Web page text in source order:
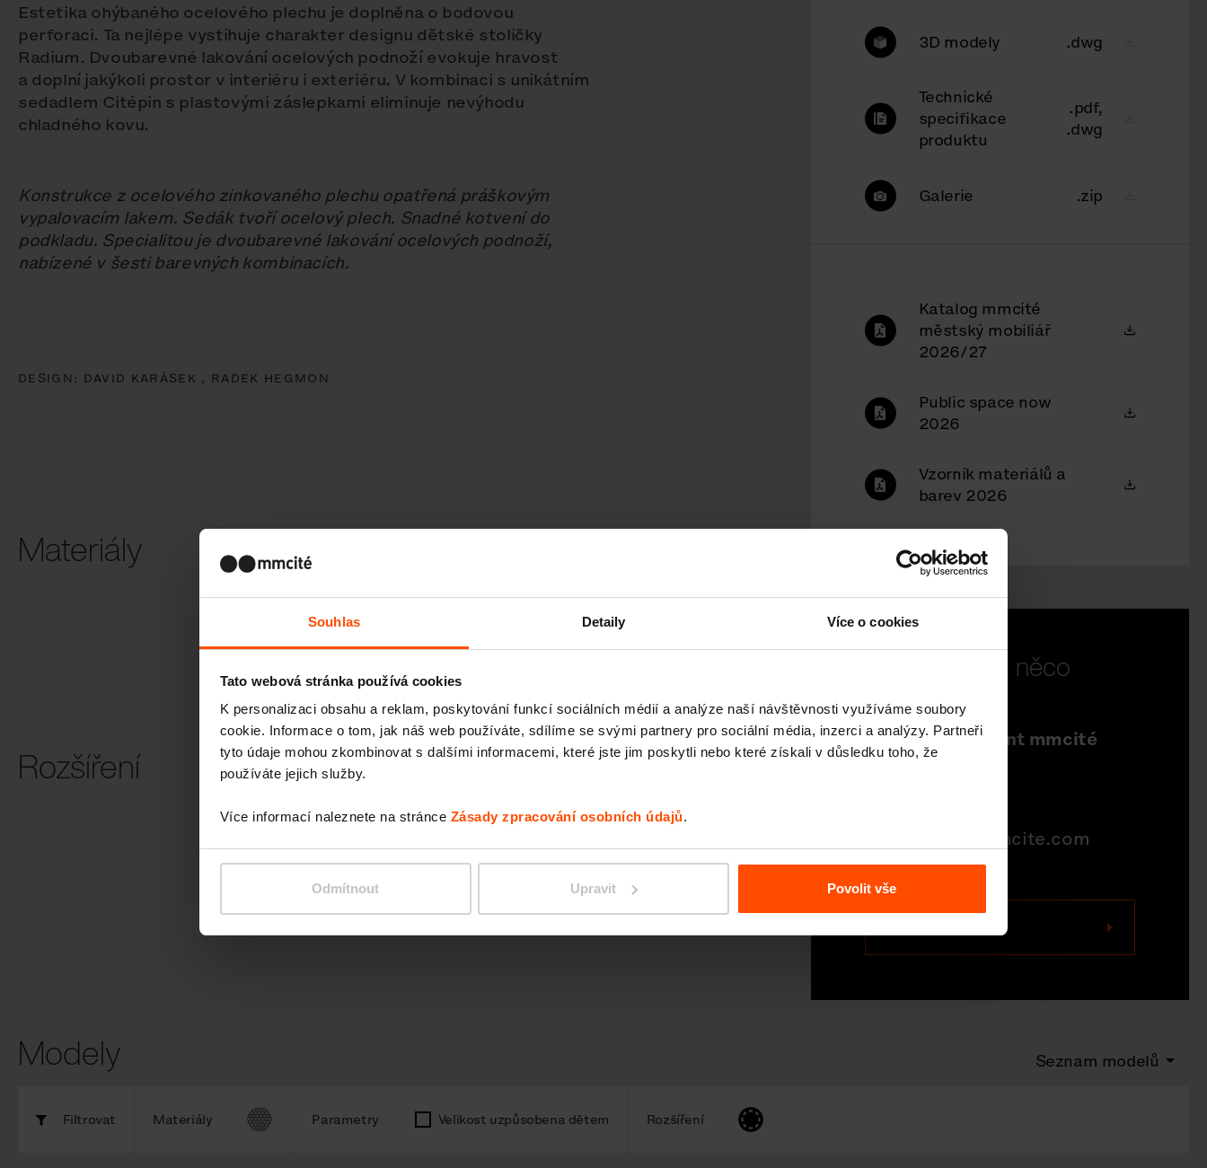
Souhlas Detaily Více o cookies
Tato webová stránka používá cookies
K personalizaci obsahu a reklam, poskytování funkcí sociálních médií a analýze naší návštěvnosti využíváme soubory
cookie. Informace o tom, jak náš web používáte, sdílíme se svými partnery pro sociální média, inzerci a analýzy. Partneři
tyto údaje mohou zkombinovat s dalšími informacemi, které jste jim poskytli nebo které získali v důsledku toho, že
používáte jejich služby.
Více informací naleznete na stránce Zásady zpracování osobních údajů.
Odmítnout Upravit Povolit vše
Estetika ohýbaného ocelového plechu je doplněna o bodovou
perforaci. Ta nejlépe vystihuje charakter designu dětské stoličky
Radium. Dvoubarevné lakování ocelových podnoží evokuje hravost
a doplní jakýkoli prostor v interiéru i exteriéru. V kombinaci s unikátním
sedadlem Citépin s plastovými záslepkami eliminuje nevýhodu
chladného kovu.
Konstrukce z ocelového zinkovaného plechu opatřená práškovým
vypalovacím lakem. Sedák tvoří ocelový plech. Snadné kotvení do
podkladu. Specialitou je dvoubarevné lakování ocelových podnoží,
nabízené v šesti barevných kombinacích.
DESIGN: DAVID KARÁSEK , RADEK HEGMON
Materiály
Rozšíření
Dvoubarevná
konstrukce
3D modely .dwg
Technické
specifikace
produktu
.pdf,
.dwg
Galerie .zip
Katalog mmcité
městský mobiliář
2026/27
Public space now
2026
Vzorník materiálů a
barev 2026
Chcete se na něco
Sales Department mmcité
north america
quotations@mmcite.com
Modely Seznam modelů
Filtrovat Materiály Parametry Velikost uzpůsobena dětem Rozšíření